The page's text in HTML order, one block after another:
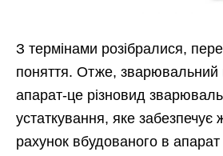
З термінами розібралися,
поняття. Отже, зварювальний
апарат-це різновид
устаткування, яке забезпечує
рахунок вбудованого в